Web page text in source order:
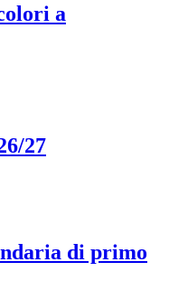
a
27
di primo